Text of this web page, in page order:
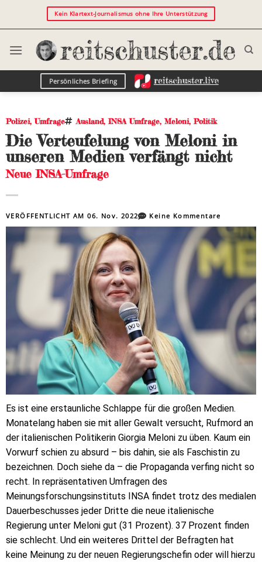
Kein Klartext-Journalismus ohne Ihre Unterstützung
Persönliches Briefing
Polizei,Umfrage Ausland,INSA Umfrage, Meloni,Politik
Die Verteufelung von Meloni in
unseren Medien verfängt nicht
Neue INSA-Umfrage
VERÖFFENTLICHT AM06. Nov. 2022 Keine Kommentare
Es ist eine erstaunliche Schlappe für die großen Medien.
Monatelang haben sie mit aller Gewalt versucht, Rufmord an
der italienischen Politikerin Giorgia Meloni zu üben. Kaum ein
Vorwurf schien zu absurd – bis dahin, sie als Faschistin zu
bezeichnen. Doch siehe da – die Propaganda verfing nicht so
recht. In repräsentativen Umfragen des
Meinungsforschungsinstituts INSA findet trotz des medialen
Dauerbeschusses jeder Dritte die neue italienische
Regierung unter Meloni gut (31 Prozent). 37 Prozent finden
sie schlecht. Und ein weiteres Drittel der Befragten hat
keine Meinung zu der neuen Regierungschefin oder will hierzu